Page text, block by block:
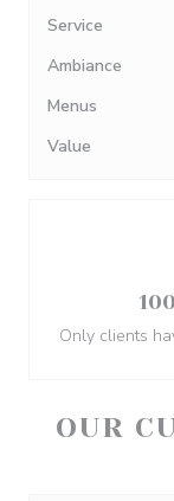
OUR
Service
Ambiance
Menus
Value
Only clients